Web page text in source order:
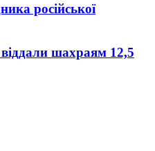
російської
віддали шахраям 12,5